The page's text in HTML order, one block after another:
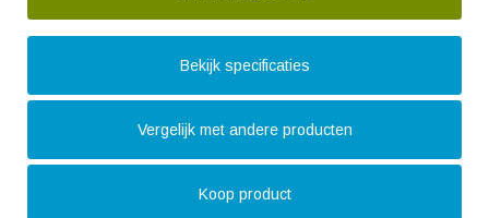
Bekijk specificaties
Vergelijk met andere producten
Koop product